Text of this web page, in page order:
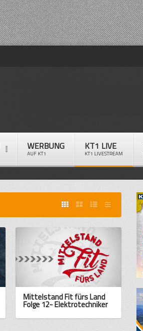
WERBUNG
AUF KT1
KT1 LIVE
KT1 LIVESTREAM
Mittelstand Fit fürs Land
Folge 12- Elektrotechniker